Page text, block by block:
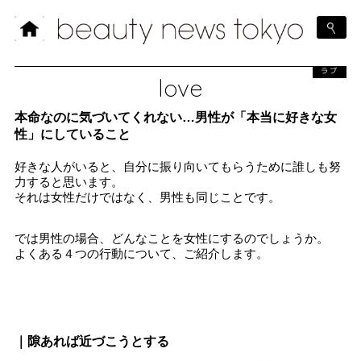
love
ラブ
本命なのに気づいてくれない…男性が「本当に好きな女
性」にしていること
好きな人がいると、自分に振り向いてもらうために誰しも努
力すると思います。
それは女性だけではなく、男性も同じことです。
では男性の場合、どんなことを女性にするのでしょうか。
よくある４つの行動について、ご紹介します。
｜隙あれば近づこうとする